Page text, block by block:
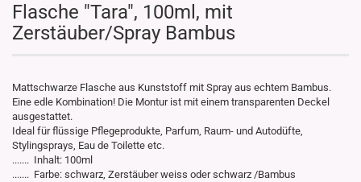
Flasche "Tara", 100ml, mit
Zerstäuber/Spray Bambus
Mattschwarze Flasche aus Kunststoff mit Spray aus echtem Bambus.
Eine edle Kombination! Die Montur ist mit einem transparenten Deckel
ausgestattet.
Ideal für flüssige Pflegeprodukte, Parfum, Raum- und Autodüfte,
Stylingsprays, Eau de Toilette etc.
....... Inhalt: 100ml
....... Farbe: schwarz, Zerstäuber weiss oder schwarz /Bambus